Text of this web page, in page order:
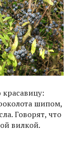
шипом,
Говорят, что
вилкой.